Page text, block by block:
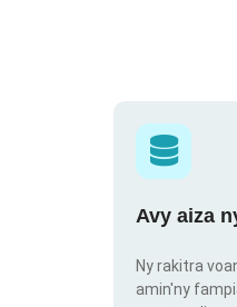
Avy aiza
Ny rakitra
amin'ny